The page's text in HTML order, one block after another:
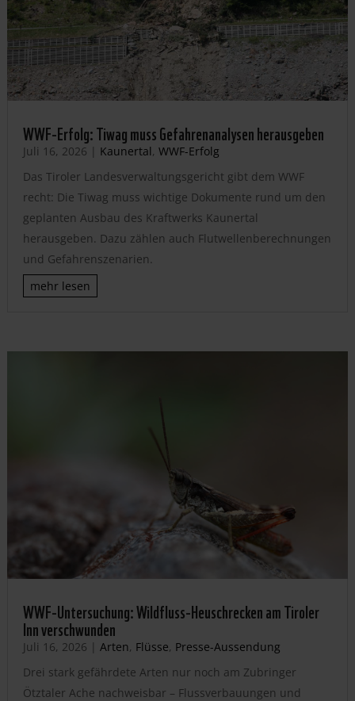
WWF-Erfolg: Tiwag muss Gefahrenanalysen herausgeben
Juli 16, 2026 | Kaunertal, WWF-Erfolg
Das Tiroler Landesverwaltungsgericht gibt dem WWF
recht: Die Tiwag muss wichtige Dokumente rund um den
geplanten Ausbau des Kraftwerks Kaunertal
herausgeben. Dazu zählen auch Flutwellenberechnungen
und Gefahrenszenarien.
mehr lesen
WWF-Untersuchung: Wildfluss-Heuschrecken am Tiroler
Inn verschwunden
Juli 16, 2026 | Arten, Flüsse, Presse-Aussendung
Drei stark gefährdete Arten nur noch am Zubringer
Ötztaler Ache nachweisbar – Flussverbauungen und